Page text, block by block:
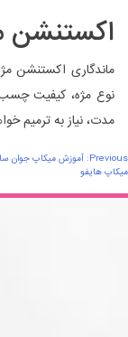
اکستنشن
نوع مژه، کیفیت
مدت، نیاز به ترمیم
راهبری
نوشته
Previous:
میکاپ هایفو